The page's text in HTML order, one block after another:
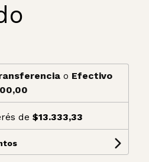
o Efectivo
de $13.333,33